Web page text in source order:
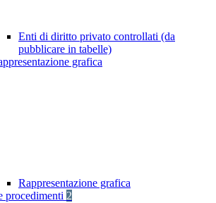
Enti di diritto privato controllati (da
pubblicare in tabelle)
grafica
Rappresentazione grafica
procedimenti 2